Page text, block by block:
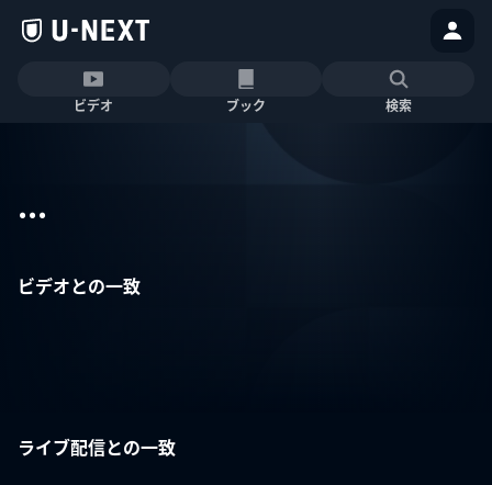
ビデオ ブック 検索
...
ビデオとの一致
ライブ配信との一致